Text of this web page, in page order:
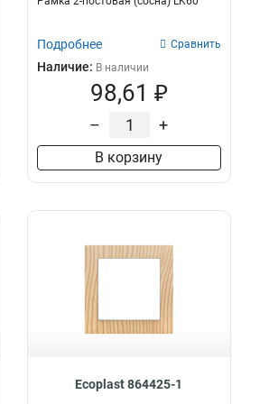
Подробнее Сравнить
Наличие: В наличии
98,61 ₽
– +
В корзину
Ecoplast 864425-1